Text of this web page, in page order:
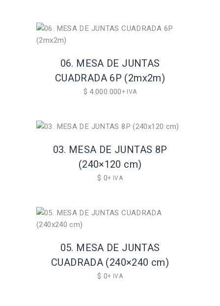
06. MESA DE JUNTAS
CUADRADA 6P (2mx2m)
$ 4.000.000+ IVA
03. MESA DE JUNTAS 8P
(240×120 cm)
$ 0+ IVA
05. MESA DE JUNTAS
CUADRADA (240×240 cm)
$ 0+ IVA